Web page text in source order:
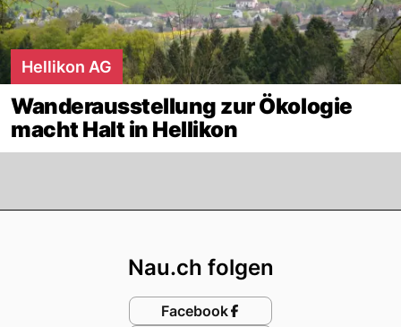
Hellikon AG
Wanderausstellung zur Ökologie
macht Halt in Hellikon
Nau.ch folgen
Facebook